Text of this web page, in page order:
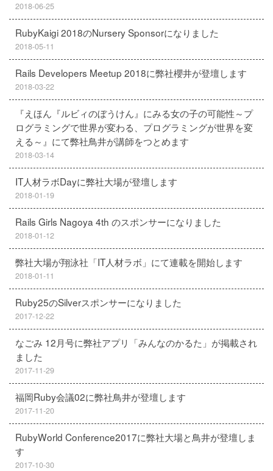
2018-06-25
RubyKaigi 2018のNursery Sponsorになりました
2018-05-11
Rails Developers Meetup 2018に弊社櫻井が登壇します
2018-03-22
『えほん『ルビィのぼうけん』にみる女の子の可能性～プ
ログラミングで世界が変わる、プログラミングが世界を変
える～』にて弊社鳥井が講師をつとめます
2018-03-14
IT人材ラボDayに弊社大場が登壇します
2018-01-19
Rails Girls Nagoya 4th のスポンサーになりました
2018-01-12
弊社大場が翔泳社「IT人材ラボ」にて連載を開始します
2018-01-11
Ruby25のSilverスポンサーになりました
2017-12-22
なごみ 12月号に弊社アプリ「みんなのかるた」が掲載され
ました
2017-11-29
福岡Ruby会議02に弊社鳥井が登壇します
2017-11-20
RubyWorld Conference2017に弊社大場と鳥井が登壇しま
す
2017-10-30